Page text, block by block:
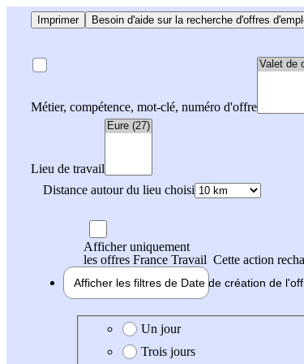
Imprimer Besoin d'aide sur la recherche d'offres
Métier, compétence, mot-clé, numéro d'offre
Lieu de travail
Distance autour du lieu choisi
Afficher uniquement
les offres France Travail Cette action
Afficher les filtres de Date de création de
Date de création de l'offre
Un jour
Trois jours